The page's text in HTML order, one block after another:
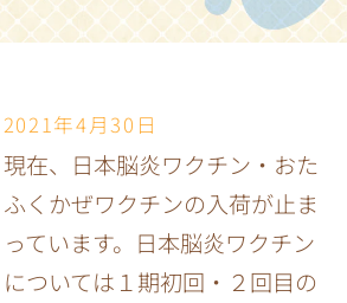
2021年4月30日
現在、日本脳炎ワクチン・おた
ふくかぜワクチンの入荷が止ま
っています。日本脳炎ワクチン
については１期初回・２回目の